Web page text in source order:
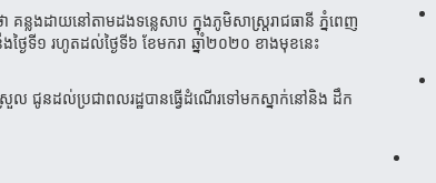
ន្លងដាយនៅតាមដងទន្លេសាប ក្នុងភូមិសាស្ត្ររាជធានី ភ្នំពេញ
ថ្ងៃទី១ រហូតដល់ថ្ងៃទី៦ ខែមករា ឆ្នាំ២០២០ ខាងមុខនេះ
រួល ជូនដល់ប្រជាពលរដ្ឋបានធ្វើដំណើរទៅមកស្នាក់នៅនិង ដឹក